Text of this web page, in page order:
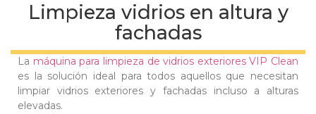
Limpieza vidrios en altura y
fachadas
La máquina para limpieza de vidrios exteriores VIP Clean
es la solución ideal para todos aquellos que necesitan
limpiar vidrios exteriores y fachadas incluso a alturas
elevadas.